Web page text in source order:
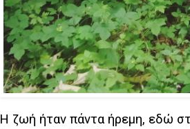
Η ζωή ήταν πάντα ήρεμη, εδώ